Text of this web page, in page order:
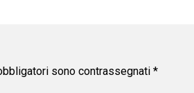
sono contrassegnati *